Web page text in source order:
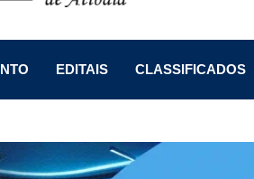
EDITAIS CLASSIFICADOS